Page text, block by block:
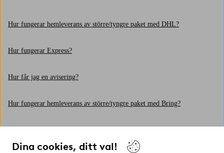
Dina cookies, ditt val!
Hur fungerar hemleverans av större/tyngre paket med DHL?
Hur fungerar Express?
Hur får jag en avisering?
Hur fungerar hemleverans av större/tyngre paket med Bring?